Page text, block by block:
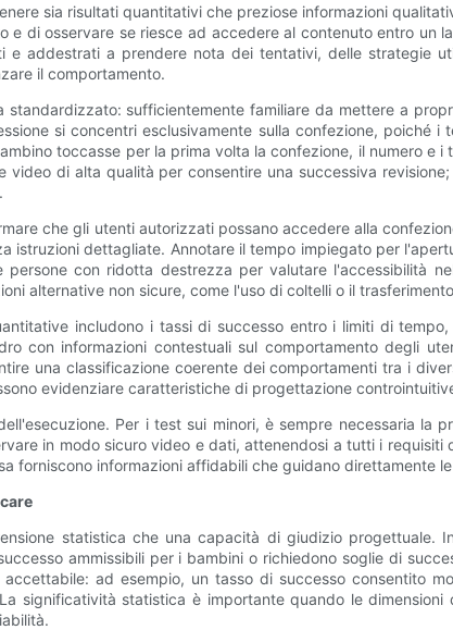
sia risultati quantitativi che preziose informazioni
di osservare se riesce ad accedere al contenuto entro un
e addestrati a prendere nota dei tentativi, delle strategie
il comportamento.
sufficientemente familiare da mettere a
si concentri esclusivamente sulla confezione, poiché
toccasse per la prima volta la confezione, il numero e
di alta qualità per consentire una successiva
che gli utenti autorizzati possano accedere alla
istruzioni dettagliate. Annotare il tempo impiegato per
con ridotta destrezza per valutare l'accessibilità
alternative non sicure, come l'uso di coltelli o il
includono i tassi di successo entro i limiti di
con informazioni contestuali sul comportamento degli
una classificazione coerente dei comportamenti tra i
evidenziare caratteristiche di progettazione
Per i test sui minori, è sempre necessaria la
in modo sicuro video e dati, attenendosi a tutti i
forniscono informazioni affidabili che guidano direttamente
statistica che una capacità di giudizio
ammissibili per i bambini o richiedono soglie di
ad esempio, un tasso di successo consentito
significatività statistica è importante quando le